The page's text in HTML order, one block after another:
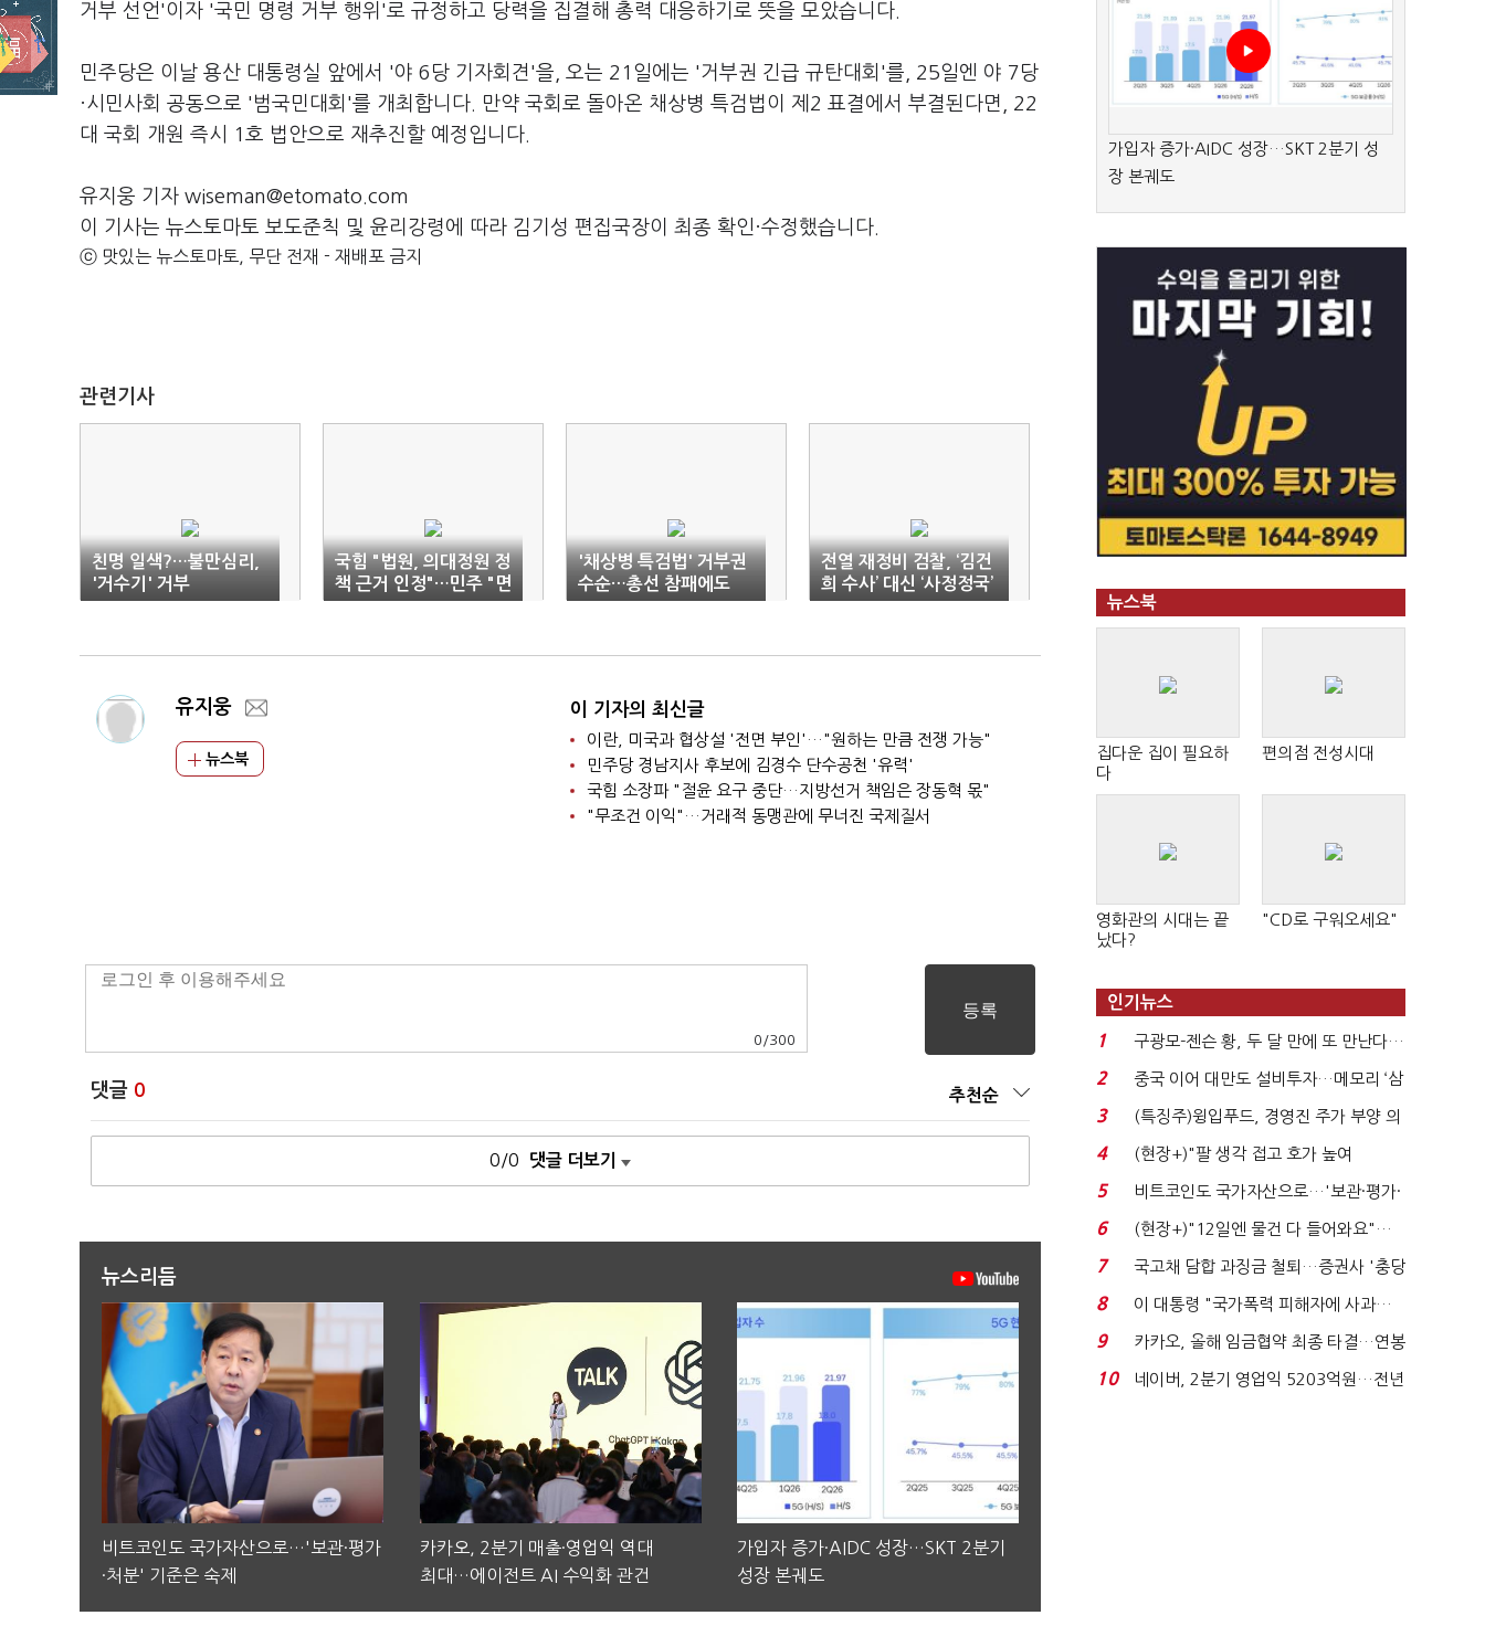
거부 선언'이자 '국민 명령 거부 행위'로 규정하고 당력을 집결해 총력 대응하기로 뜻을 모았습니다.
민주당은 이날 용산 대통령실 앞에서 '야 6당 기자회견'을, 오는 21일에는 '거부권 긴급 규탄대회'를, 25일엔 야 7당
·시민사회 공동으로 '범국민대회'를 개최합니다. 만약 국회로 돌아온 채상병 특검법이 제2 표결에서 부결된다면, 22
대 국회 개원 즉시 1호 법안으로 재추진할 예정입니다.
유지웅 기자 wiseman@etomato.com
이 기사는 뉴스토마토 보도준칙 및 윤리강령에 따라 김기성 편집국장이 최종 확인·수정했습니다.
ⓒ 맛있는 뉴스토마토, 무단 전재 - 재배포 금지
관련기사
친명 일색?…불만심리,
'거수기' 거부
국힘 "법원, 의대정원 정
책 근거 인정"…민주 "면
죄부 아냐"
'채상병 특검법' 거부권
수순…총선 참패에도
'마이웨이'
전열 재정비 검찰, ‘김건
희 수사’ 대신 ‘사정정국’
유지웅
뉴스북
이 기자의 최신글
이란, 미국과 협상설 '전면 부인'…"원하는 만큼 전쟁 가능"
민주당 경남지사 후보에 김경수 단수공천 '유력'
국힘 소장파 "절윤 요구 중단…지방선거 책임은 장동혁 몫"
"무조건 이익"…거래적 동맹관에 무너진 국제질서
0 /300
댓글 0 추천순
0/0 댓글 더보기
뉴스리듬
비트코인도 국가자산으로…'보관·평가
·처분' 기준은 숙제
카카오, 2분기 매출·영업익 역대
최대…에이전트 AI 수익화 관건
가입자 증가·AIDC 성장…SKT 2분기
성장 본궤도
가입자 증가·AIDC 성장…SKT 2분기 성
장 본궤도
뉴스북
집다운 집이 필요하
다
편의점 전성시대
영화관의 시대는 끝
났다?
"CD로 구워오세요"
인기뉴스
1
구광모-젠슨 황, 두 달 만에 또 만난다…
로봇·AI 등 논...
2
중국 이어 대만도 설비투자…메모리 ‘삼
국전쟁’
3
(특징주)윙입푸드, 경영진 주가 부양 의
지에 상한가...
4
(현장+)"팔 생각 접고 호가 높여
요"…'덜 똘똘한 한 채' 20...
5
비트코인도 국가자산으로…'보관·평가·
처분' 기준은 ...
6
(현장+)"12일엔 물건 다 들어와요"…
빈 매대 채우며 문 연 ...
7
국고채 담합 과징금 철퇴…증권사 '충당
금 폭탄' 우려...
8
이 대통령 "국가폭력 피해자에 사과…
적극적 조사로 진...
9
카카오, 올해 임금협약 최종 타결…연봉
6.3% 인상·격려...
10
네이버, 2분기 영업익 5203억원…전년